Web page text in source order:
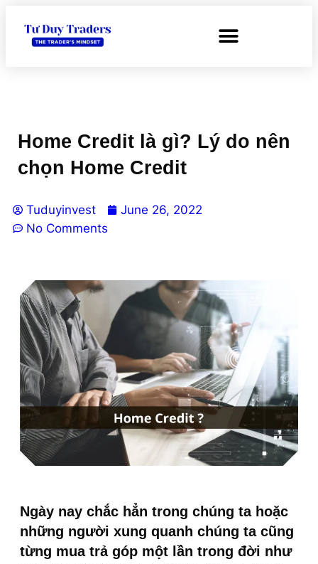
Home Credit là gì? Lý do nên
chọn Home Credit
Tuduyinvest
June 26, 2022
No Comments
Ngày nay chắc hẳn trong chúng ta hoặc
những người xung quanh chúng ta cũng
từng mua trả góp một lần trong đời như